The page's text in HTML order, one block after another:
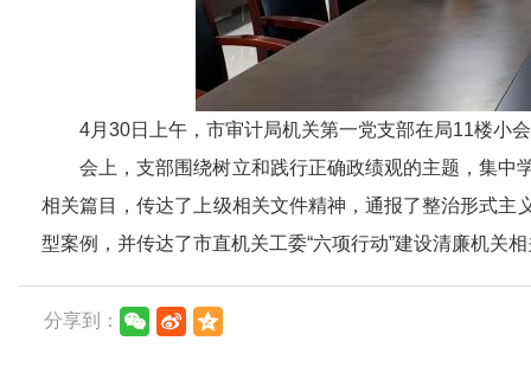
4月30日上午，市审计局机关第一党支部在局11楼小
会上，支部围绕树立和践行正确政绩观的主题，集
相关篇目，传达了上级相关文件精神，通报了整治形式
型案例，并传达了市直机关工委“六项行动”建设清廉机关
分享到：